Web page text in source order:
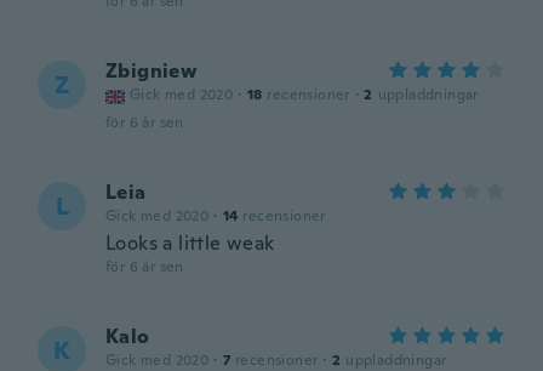
Z Zbigniew
Gick med 2020 · 18 recensioner · 2 uppladdningar
för 6 år sen
L Leia
Gick med 2020 · 14 recensioner
Looks a little weak
för 6 år sen
K Kalo
Gick med 2020 · 7 recensioner · 2 uppladdningar